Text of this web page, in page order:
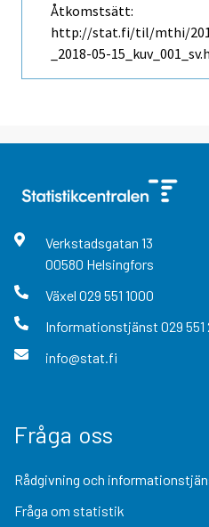
Åtkomstsätt:
http://stat.fi/til/mthi/
_2018-05-
Verkstadsgatan 13
00580 Helsingfors
Växel 029 551 1000
Informationstjänst 029 551
info@stat.fi
Fråga oss
Rådgivning och
Fråga om statistik